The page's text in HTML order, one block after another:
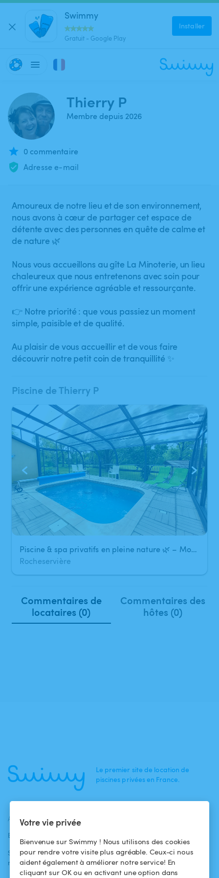
Votre vie privée
Bienvenue sur Swimmy ! Nous utilisons des cookies
pour rendre votre visite plus agréable. Ceux-ci nous
aident également à améliorer notre service! En
cliquant sur OK ou en activant une option dans
Swimmy
Gratuit - Google Play
Installer
Thierry P
Membre depuis 2026
0 commentaire
Adresse e-mail
Amoureux de notre lieu et de son environnement,
nous avons à cœur de partager cet espace de
détente avec des personnes en quête de calme et
de nature 🌿
Nous vous accueillons au gîte La Minoterie, un lieu
chaleureux que nous entretenons avec soin pour
offrir une expérience agréable et ressourçante.
👉 Notre priorité : que vous passiez un moment
simple, paisible et de qualité.
Au plaisir de vous accueillir et de vous faire
découvrir notre petit coin de tranquillité ✨
Piscine de Thierry P
1/3
Piscine & spa privatifs en pleine nature 🌿 – Moment détente à 15 min de Nantes
Rocheservière
Commentaires de
locataires (0)
Commentaires des
hôtes (0)
Le premier site de location de
piscines privées en France.
ACTUALITÉS
Blog
Swimmy dans les
médias
baigneurs
Pour les
propriétaires
Conditions
d'utilisation